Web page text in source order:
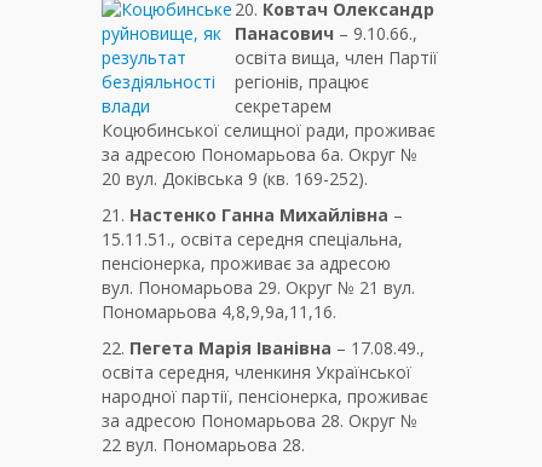
20. Ковтач Олександр
Панасович – 9.10.66.,
освіта вища, член Партії
регіонів, працює
секретарем
Коцюбинської селищної ради, проживає
за адресою Пономарьова 6а. Округ №
20 вул. Доківська 9 (кв. 169-252).
21. Настенко Ганна Михайлівна –
15.11.51., освіта середня спеціальна,
пенсіонерка, проживає за адресою
вул. Пономарьова 29. Округ № 21 вул.
Пономарьова 4,8,9,9а,11,16.
22. Пегета Марія Іванівна – 17.08.49.,
освіта середня, членкиня Української
народної партії, пенсіонерка, проживає
за адресою Пономарьова 28. Округ №
22 вул. Пономарьова 28.